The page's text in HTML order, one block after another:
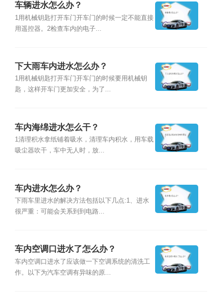
车辆进水怎么办？
1用机械钥匙打开车门开车门的时候一定不能直接
用遥控器。2检查车内的电子...
下大雨车内进水怎么办？
1用机械钥匙打开车门开车门的时候要用机械钥
匙，这样开车门更加安全，为了...
车内海绵进水怎么干？
1清理积水拿纸铺着吸水，清理车内积水，用车载
吸尘器吹干，车中无人时，放...
车内进水怎么办？
下雨车里进水的解决方法包括以下几点:1、进水
很严重：可能会关系到到电路...
车内空调口进水了怎么办？
车内空调口进水了应该做一下空调系统的清洗工
作。以下为汽车空调有异味的原...